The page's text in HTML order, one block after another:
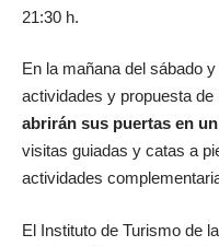
21:30 h.
En la mañana del sábado
actividades y propuesta de
abrirán sus puertas en
visitas guiadas y catas a
actividades
El Instituto de Turismo de